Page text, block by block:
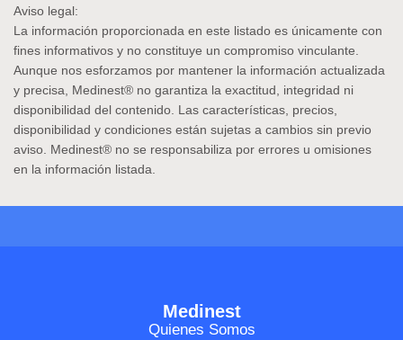
Aviso legal:
La información proporcionada en este listado es únicamente con
fines informativos y no constituye un compromiso vinculante.
Aunque nos esforzamos por mantener la información actualizada
y precisa, Medinest® no garantiza la exactitud, integridad ni
disponibilidad del contenido. Las características, precios,
disponibilidad y condiciones están sujetas a cambios sin previo
aviso. Medinest® no se responsabiliza por errores u omisiones
en la información listada.
Medinest
Quienes Somos